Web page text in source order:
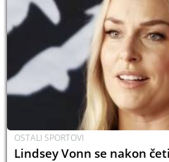
OSTALI SPORTOVI
Lindsey Vonn se nakon